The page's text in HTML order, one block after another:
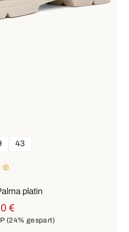
beige
43
platin
€
(24% gespart)